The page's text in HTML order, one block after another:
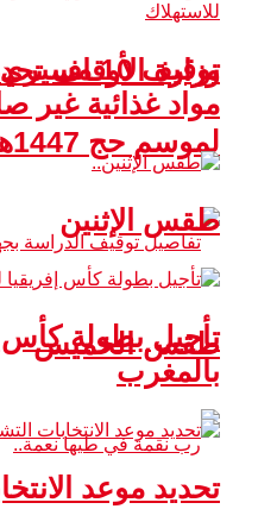
لموسم حج 1447هـ
طقس الخميس
توقيف 10
مواد غذائية غير
طقس الإثنين
تأجيل بطولة كأس
بالمغرب
تحديد موعد